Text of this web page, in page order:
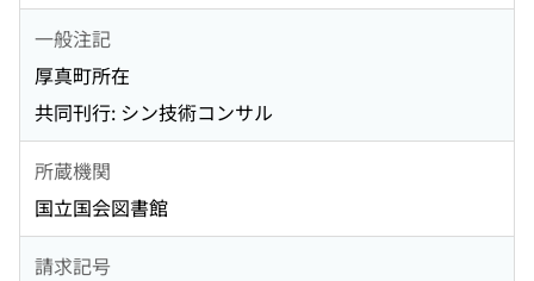
一般注記
厚真町所在
共同刊行: シン技術コンサル
所蔵機関
国立国会図書館
請求記号